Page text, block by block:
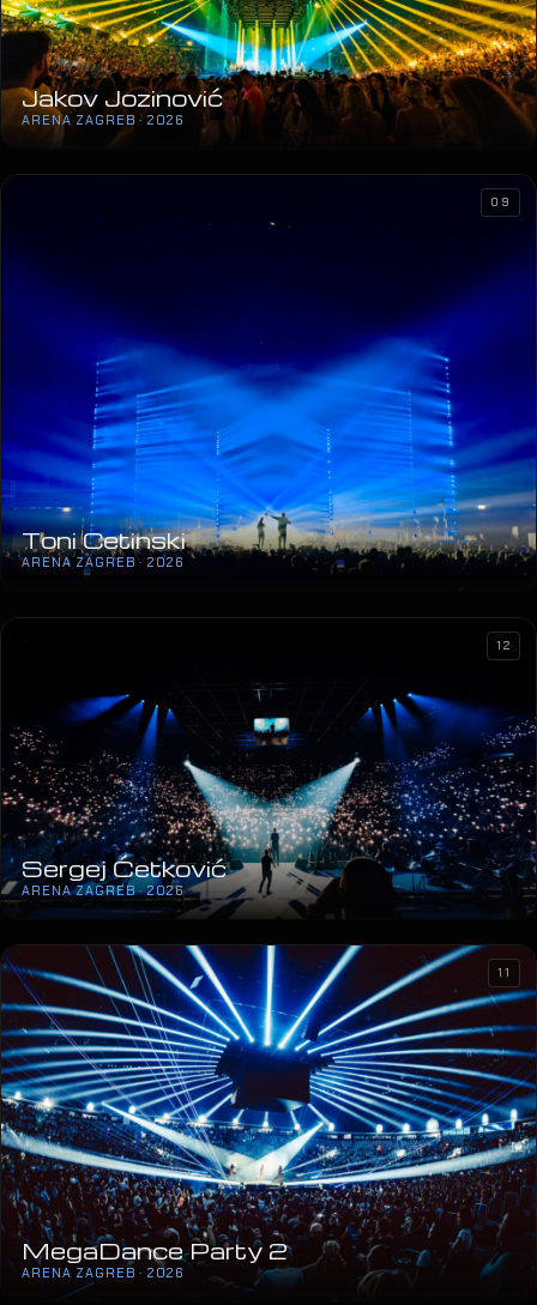
Jakov Jozinović
ARENA ZAGREB · 2026
Toni Cetinski
ARENA ZAGREB · 2026
09
Sergej Ćetković
ARENA ZAGREB · 2026
12
MegaDance Party 2
ARENA ZAGREB · 2026
11